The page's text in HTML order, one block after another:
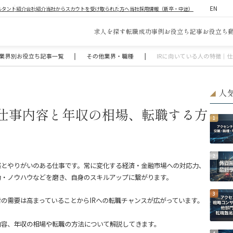
タント紹介会社紹介当社からスカウトを受け取られた方へ当社採用情報（新卒・中途） EN
求人を探す転職成功事例お役立ち記事お役立ち
界別お役立ち記事一覧 | その他業界・職種 | IRに向いている人の特徴｜
事内容と年収の相場、転職する方
りがいのある仕事です。常に変化する経済・金融市場への対応力、
ウハウなどを磨き、自身のスキルアップに繋がります。
要は高まっていることからIRへの転職チャンスが広がっています。
、年収の相場や転職の方法について解説してきます。
◢ 人
1
2
3